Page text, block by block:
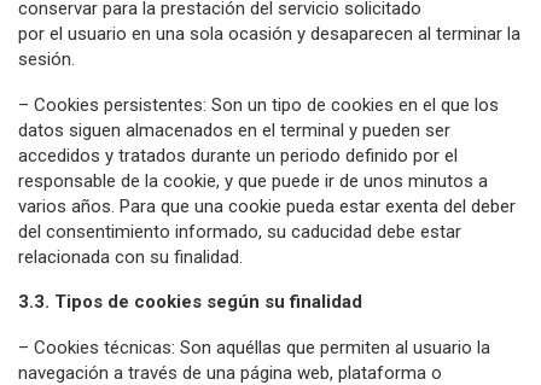
conservar para la prestación del servicio solicitado
por el usuario en una sola ocasión y desaparecen al terminar la
sesión.
– Cookies persistentes: Son un tipo de cookies en el que los
datos siguen almacenados en el terminal y pueden ser
accedidos y tratados durante un periodo definido por el
responsable de la cookie, y que puede ir de unos minutos a
varios años. Para que una cookie pueda estar exenta del deber
del consentimiento informado, su caducidad debe estar
relacionada con su finalidad.
3.3. Tipos de cookies según su finalidad
– Cookies técnicas: Son aquéllas que permiten al usuario la
navegación a través de una página web, plataforma o